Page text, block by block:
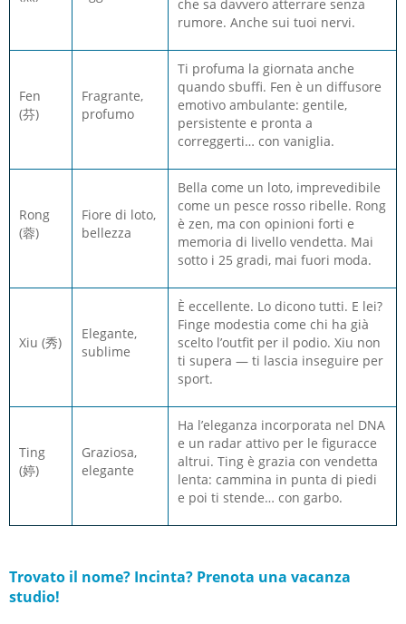
che sa davvero atterrare senza
rumore. Anche sui tuoi nervi.
Fen
(芬)
Fragrante,
profumo
Ti profuma la giornata anche
quando sbuffi. Fen è un diffusore
emotivo ambulante: gentile,
persistente e pronta a
correggerti… con vaniglia.
Rong
(蓉)
Fiore di loto,
bellezza
Bella come un loto, imprevedibile
come un pesce rosso ribelle. Rong
è zen, ma con opinioni forti e
memoria di livello vendetta. Mai
sotto i 25 gradi, mai fuori moda.
Xiu (秀)
Elegante,
sublime
È eccellente. Lo dicono tutti. E lei?
Finge modestia come chi ha già
scelto l’outfit per il podio. Xiu non
ti supera — ti lascia inseguire per
sport.
Ting
(婷)
Graziosa,
elegante
Ha l’eleganza incorporata nel DNA
e un radar attivo per le figuracce
altrui. Ting è grazia con vendetta
lenta: cammina in punta di piedi
e poi ti stende… con garbo.
Trovato il nome? Incinta? Prenota una vacanza
studio!